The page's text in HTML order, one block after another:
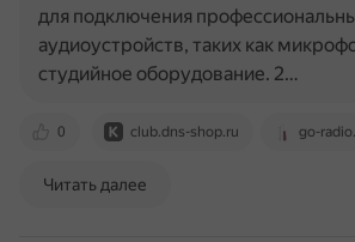
0 club.dns-shop.ru go-
для подключения
аудиоустройств, таких как
студийное оборудование. 2…
Читать далее